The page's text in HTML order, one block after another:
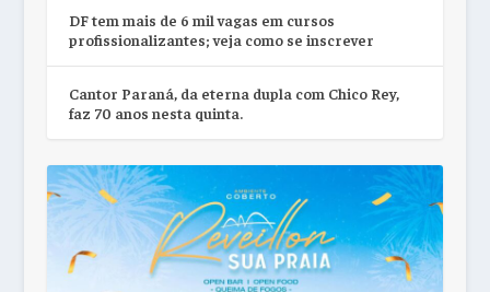
DF tem mais de 6 mil vagas em cursos
profissionalizantes; veja como se inscrever
Cantor Paraná, da eterna dupla com Chico Rey,
faz 70 anos nesta quinta.